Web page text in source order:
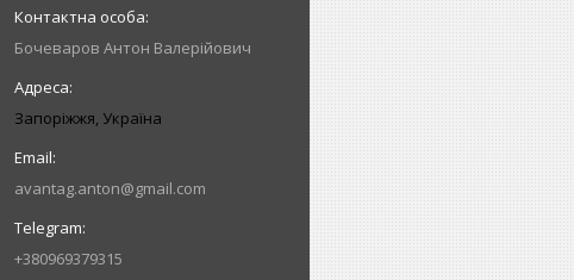
Бочеваров Антон Валерійович
Запоріжжя, Україна
avantag.anton@gmail.com
+380969379315